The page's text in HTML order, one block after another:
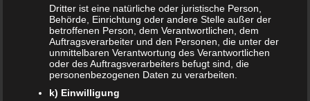
Zusammenhang mit dem Malzbier selbst gibt es allerdings
nicht. Deshalb solltest du, falls du das Gefühl hast, du gibst
zu wenig Milch, nicht unnötig literweise Malzbier trinken.
Du wirst nur unnötig zunehmen.
Grundsätzlich ist es so, dass die Menge an Muttermilch
nur durch die Häufigkeit des korrekten Anlegens bestimmt
Dritter ist eine natürliche oder juristische Person,
Behörde, Einrichtung oder andere Stelle außer der
betroffenen Person, dem Verantwortlichen, dem
Auftragsverarbeiter und den Personen, die unter der
unmittelbaren Verantwortung des Verantwortlichen
oder des Auftragsverarbeiters befugt sind, die
personenbezogenen Daten zu verarbeiten.
k) Einwilligung